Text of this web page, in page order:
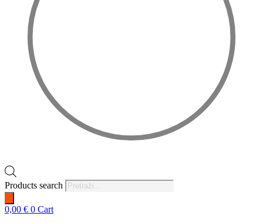
Products search
0,00 € 0 Cart